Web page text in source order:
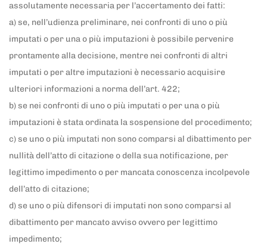
assolutamente necessaria per l’accertamento dei fatti:
a) se, nell’udienza preliminare, nei confronti di uno o più
imputati o per una o più imputazioni è possibile pervenire
prontamente alla decisione, mentre nei confronti di altri
imputati o per altre imputazioni è necessario acquisire
ulteriori informazioni a norma dell’art. 422;
b) se nei confronti di uno o più imputati o per una o più
imputazioni è stata ordinata la sospensione del procedimento;
c) se uno o più imputati non sono comparsi al dibattimento per
nullità dell’atto di citazione o della sua notificazione, per
legittimo impedimento o per mancata conoscenza incolpevole
dell’atto di citazione;
d) se uno o più difensori di imputati non sono comparsi al
dibattimento per mancato avviso ovvero per legittimo
impedimento;